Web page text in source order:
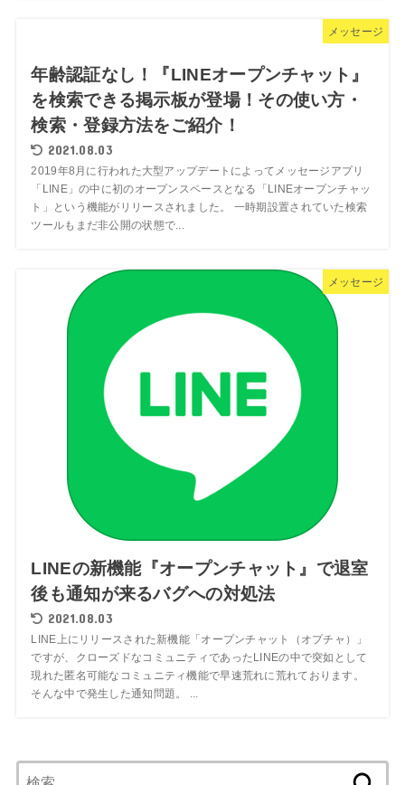
メッセージ
年齢認証なし！『LINEオープンチャット』
を検索できる掲示板が登場！その使い方・
検索・登録方法をご紹介！
2021.08.03
2019年8月に行われた大型アップデートによってメッセージアプリ
「LINE」の中に初のオープンスペースとなる「LINEオープンチャッ
ト」という機能がリリースされました。 一時期設置されていた検索
ツールもまだ非公開の状態で...
メッセージ
LINEの新機能『オープンチャット』で退室
後も通知が来るバグへの対処法
2021.08.03
LINE上にリリースされた新機能「オープンチャット（オプチャ）」
ですが、クローズドなコミュニティであったLINEの中で突如として
現れた匿名可能なコミュニティ機能で早速荒れに荒れております。
そんな中で発生した通知問題。 ...